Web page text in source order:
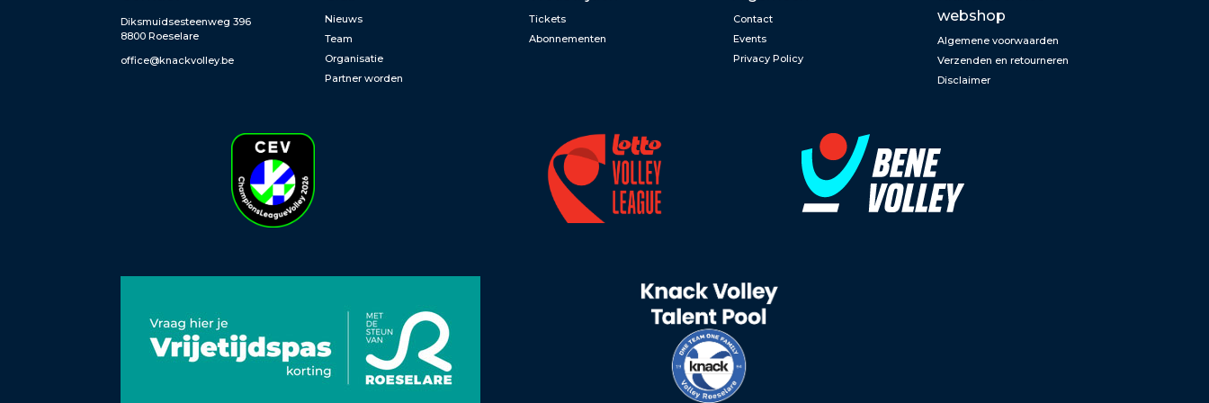
Diksmuidsesteenweg 396
8800 Roeselare
office@knackvolley.be
Nieuws
Team
Organisatie
Partner worden
Tickets
Abonnementen
Contact
Events
Privacy Policy
webshop
Algemene voorwaarden
Verzenden en retourneren
Disclaimer